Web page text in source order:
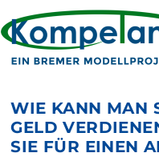
WIE KANN MAN
GELD
SIE FÜR EINEN